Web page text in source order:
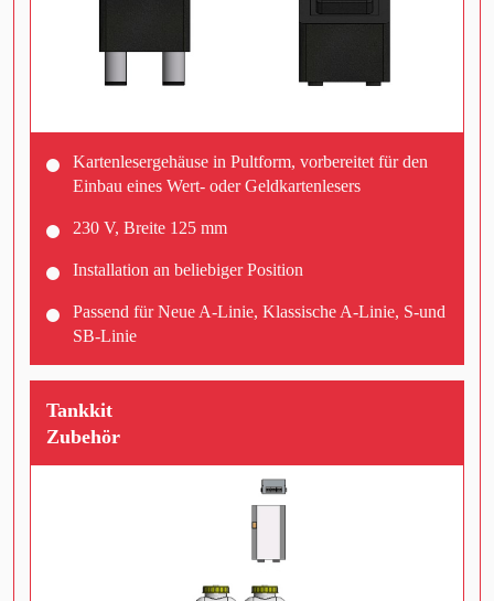
Kartenlesergehäuse in Pultform, vorbereitet für den
Einbau eines Wert- oder Geldkartenlesers
230 V, Breite 125 mm
Installation an beliebiger Position
Passend für Neue A-Linie, Klassische A-Linie, S-und
SB-Linie
Tankkit
Zubehör